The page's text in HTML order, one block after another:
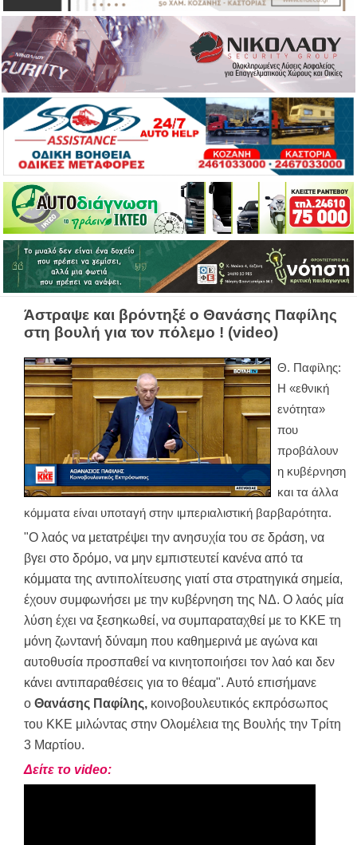
Άστραψε και βρόντηξέ ο Θανάσης Παφίλης
στη βουλή για τον πόλεμο ! (video)
Θ. Παφίλης:
Η «εθνική
ενότητα»
που
προβάλουν
η κυβέρνηση
και τα άλλα
κόμματα είναι υποταγή στην ιμπεριαλιστική βαρβαρότητα.
"Ο λαός να μετατρέψει την ανησυχία του σε δράση, να
βγει στο δρόμο, να μην εμπιστευτεί κανένα από τα
κόμματα της αντιπολίτευσης γιατί στα στρατηγικά σημεία,
έχουν συμφωνήσει με την κυβέρνηση της ΝΔ. Ο λαός μία
λύση έχει να ξεσηκωθεί, να συμπαραταχθεί με το ΚΚΕ τη
μόνη ζωντανή δύναμη που καθημερινά με αγώνα και
αυτοθυσία προσπαθεί να κινητοποιήσει τον λαό και δεν
κάνει αντιπαραθέσεις για το θέαμα". Αυτό επισήμανε
ο Θανάσης Παφίλης, κοινοβουλευτικός εκπρόσωπος
του ΚΚΕ μιλώντας στην Ολομέλεια της Βουλής την Τρίτη
3 Μαρτίου.
Δείτε το video: